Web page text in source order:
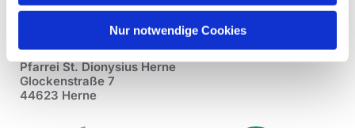
Nur notwendige Cookies
Pfarrei St. Dionysius Herne
Glockenstraße 7
44623 Herne